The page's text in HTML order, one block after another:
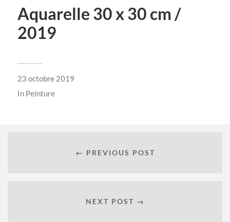
Aquarelle 30 x 30 cm /
2019
23 octobre 2019
In Peinture
← PREVIOUS POST
NEXT POST →